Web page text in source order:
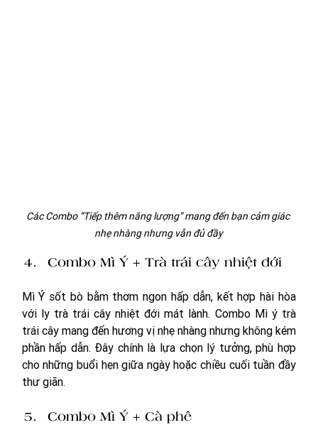
Các Combo “Tiếp thêm năng lượng” mang đến bạn cảm giác
nhẹ nhàng nhưng vẫn đủ đầy
Combo Mì Ý + Trà trái cây nhiệt đới
Mì Ý sốt bò bằm thơm ngon hấp dẫn, kết hợp hài hòa
với ly trà trái cây nhiệt đới mát lành. Combo Mì ý trà
trái cây mang đến hương vị nhẹ nhàng nhưng không kém
phần hấp dẫn. Đây chính là lựa chọn lý tưởng, phù hợp
cho những buổi hẹn giữa ngày hoặc chiều cuối tuần đầy
thư giãn.
Combo Mì Ý + Cà phê